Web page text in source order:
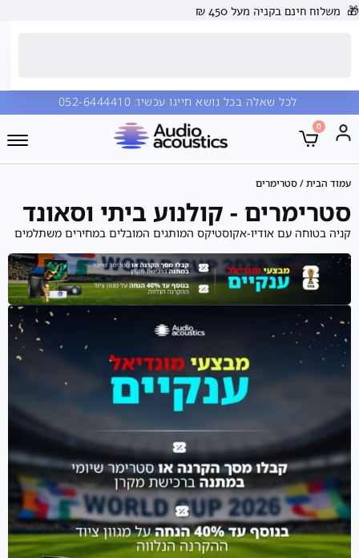
🎁 משלוח חינם בקניה מעל 450 ₪
לכל שאלה בכל נושא חייגו עכשיו:
0
עמוד הבית/ סטרימרים
סטרימרים - קולנוע ביתי וסאונד
קניה בטוחה עם אודיו-אקוסטיקס המותגים המובלים במחירים משתלמים